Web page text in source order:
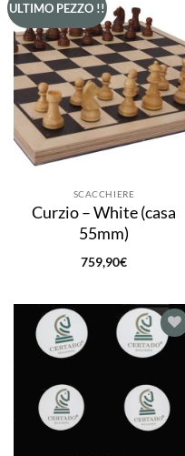
ULTIMO PEZZO !!
alla lista
dei
desideri
SCACCHIERE
Curzio – White (casa
55mm)
759,90€
Aggiungi
alla lista
desideri